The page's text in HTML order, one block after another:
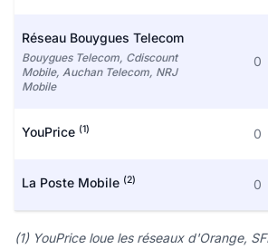
Réseau Bouygues Telecom
Bouygues Telecom, Cdiscount
Mobile, Auchan Telecom, NRJ
Mobile
0
YouPrice (1) 0
La Poste Mobile (2) 0
(1) YouPrice loue les réseaux d'Orange,